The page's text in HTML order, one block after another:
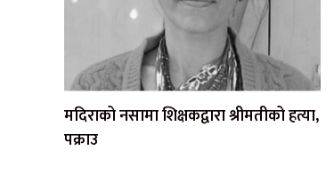
मदिराको नसामा शिक्षकद्वारा श्रीमतीको हत्या,
पक्राउ